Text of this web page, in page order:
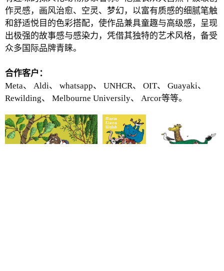
作灵感，画风治愈、空灵、梦幻，以富有质感的细腻笔触
和舒适悦目的色彩搭配，使作品兼具童趣与高级感，呈现
出极强的故事感与感染力，凭借其独特的艺术风格，备受
众多国际品牌青睐。
合作客户：
Meta、 Aldi、 whatsapp、 UNHCR、 OIT、 Guayaki、
Rewilding、 Melbourne Universily、 Arcor等等。